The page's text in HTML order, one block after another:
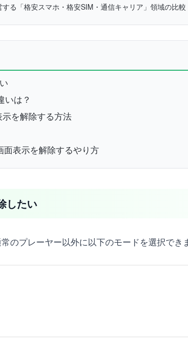
る「格安スマホ・格安SIM・通信キャリア」領域の比
いは？
を解除する方法
表示を解除するやり方
したい
のプレーヤー以外に以下のモードを選択でき